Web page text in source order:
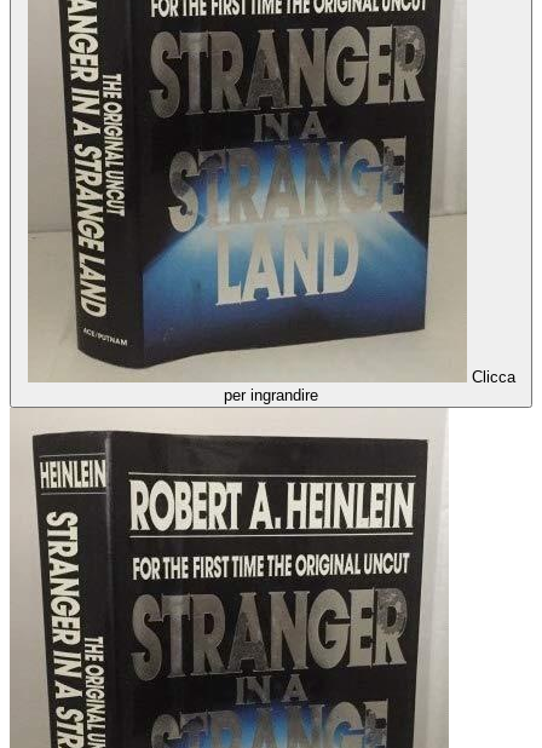
Clicca
per ingrandire